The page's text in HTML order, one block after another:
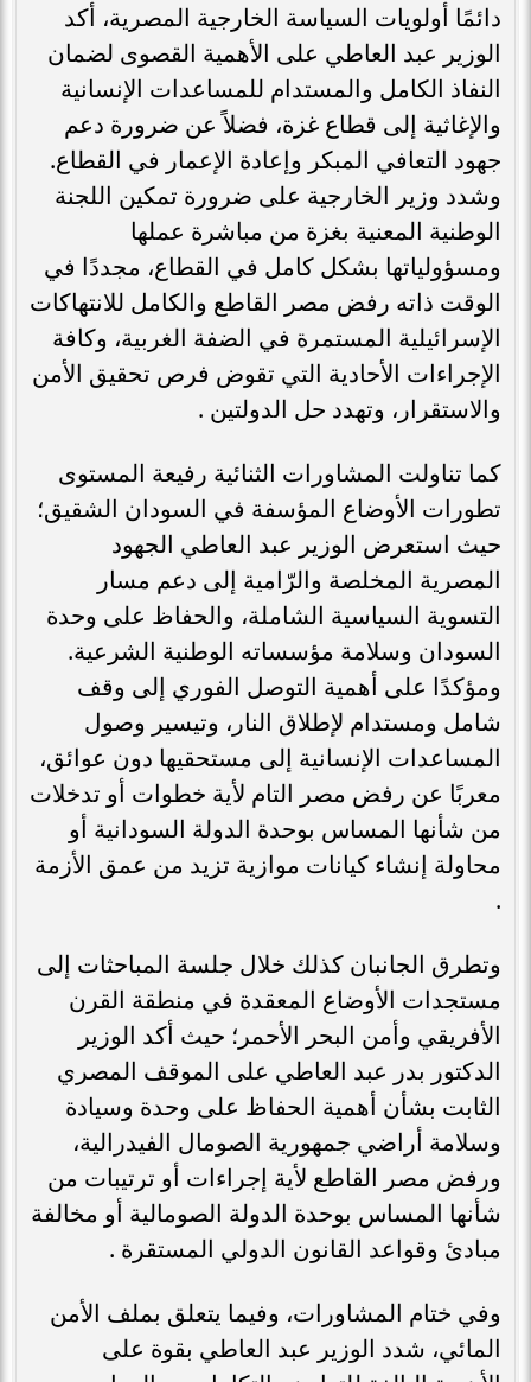
دائمًا أولويات السياسة الخارجية المصرية، أكد
الوزير عبد العاطي على الأهمية القصوى لضمان
النفاذ الكامل والمستدام للمساعدات الإنسانية
والإغاثية إلى قطاع غزة، فضلاً عن ضرورة دعم
جهود التعافي المبكر وإعادة الإعمار في القطاع.
وشدد وزير الخارجية على ضرورة تمكين اللجنة
الوطنية المعنية بغزة من مباشرة عملها
ومسؤولياتها بشكل كامل في القطاع، مجددًا في
الوقت ذاته رفض مصر القاطع والكامل للانتهاكات
الإسرائيلية المستمرة في الضفة الغربية، وكافة
الإجراءات الأحادية التي تقوض فرص تحقيق الأمن
والاستقرار، وتهدد حل الدولتين .
كما تناولت المشاورات الثنائية رفيعة المستوى
تطورات الأوضاع المؤسفة في السودان الشقيق؛
حيث استعرض الوزير عبد العاطي الجهود
المصرية المخلصة والرّامية إلى دعم مسار
التسوية السياسية الشاملة، والحفاظ على وحدة
السودان وسلامة مؤسساته الوطنية الشرعية.
ومؤكدًا على أهمية التوصل الفوري إلى وقف
شامل ومستدام لإطلاق النار، وتيسير وصول
المساعدات الإنسانية إلى مستحقيها دون عوائق،
معربًا عن رفض مصر التام لأية خطوات أو تدخلات
من شأنها المساس بوحدة الدولة السودانية أو
محاولة إنشاء كيانات موازية تزيد من عمق الأزمة
.
​وتطرق الجانبان كذلك خلال جلسة المباحثات إلى
مستجدات الأوضاع المعقدة في منطقة القرن
الأفريقي وأمن البحر الأحمر؛ حيث أكد الوزير
الدكتور بدر عبد العاطي على الموقف المصري
الثابت بشأن أهمية الحفاظ على وحدة وسيادة
وسلامة أراضي جمهورية الصومال الفيدرالية،
ورفض مصر القاطع لأية إجراءات أو ترتيبات من
شأنها المساس بوحدة الدولة الصومالية أو مخالفة
مبادئ وقواعد القانون الدولي المستقرة .
​وفي ختام المشاورات، وفيما يتعلق بملف الأمن
المائي، شدد الوزير عبد العاطي بقوة على